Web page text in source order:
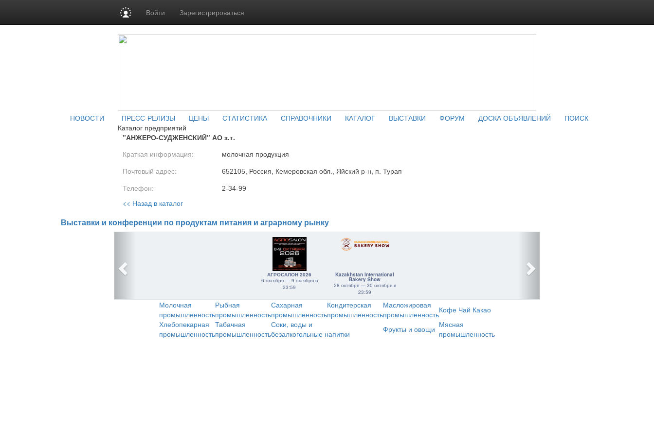
Войти Зарегистрироваться
НОВОСТИ ПРЕСС-РЕЛИЗЫ ЦЕНЫ СТАТИСТИКА СПРАВОЧНИКИ КАТАЛОГ ВЫСТАВКИ ФОРУМ ДОСКА ОБЪЯВЛЕНИЙ
ПОИСК
Каталог предприятий
"АНЖЕРО-СУДЖЕНСКИЙ" АО з.т.
Краткая информация: молочная продукция
Почтовый адрес: 652105, Россия, Кемеровская обл., Яйский р-н, п. Турап
Телефон: 2-34-99
<< Назад в каталог
Выставки и конференции по продуктам питания и аграрному рынку
АГРОСАЛОН 2026
6 октября — 9 октября в
23:59
Kazakhstan International
Bakery Show
28 октября — 30 октября в
23:59
Молочная
промышленность
Рыбная
промышленность
Сахарная
промышленность
Кондитерская
промышленность
Масложировая
промышленностьКофе Чай Какао
Хлебопекарная
промышленность
Табачная
промышленность
Соки, воды и
безалкогольные напитки
Фрукты и овощи Мясная
промышленность